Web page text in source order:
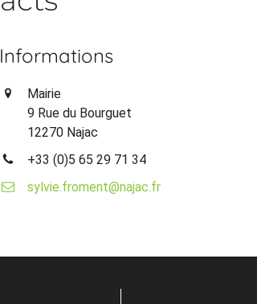
Informations
Mairie
9 Rue du Bourguet
12270 Najac
+33 (0)5 65 29 71 34
sylvie.froment@najac.fr